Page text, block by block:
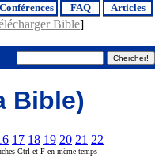
Conférences FAQ Articles
Bible]
Bible)
17 18 19 20 21 22
Ctrl et F en même temps